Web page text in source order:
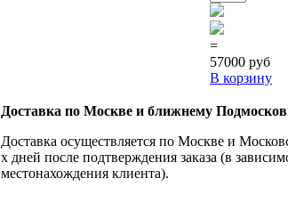
=
57000 руб
В корзину
Доставка по Москве и ближнему
Доставка осуществляется по Москве и
х дней после подтверждения заказа (в
местонахождения клиента).